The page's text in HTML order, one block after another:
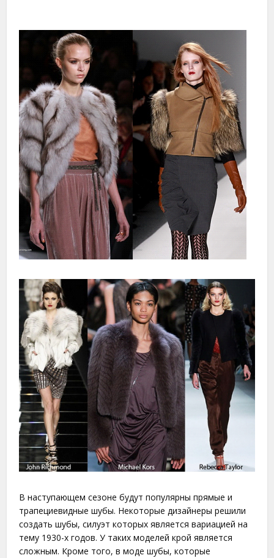
В наступающем сезоне будут популярны прямые и
трапециевидные шубы. Некоторые дизайнеры решили
создать шубы, силуэт которых является вариацией на
тему 1930-х годов. У таких моделей крой является
сложным. Кроме того, в моде шубы, которые